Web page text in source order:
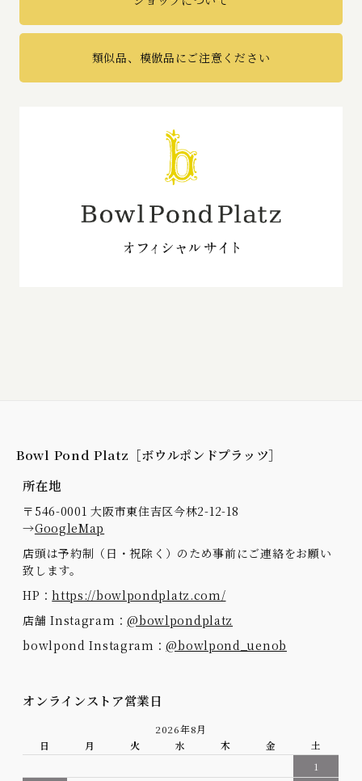
類似品、模倣品にご注意ください
Bowl Pond Platz［ボウルポンドプラッツ］
所在地
〒546-0001 大阪市東住吉区今林2-12-18
→GoogleMap
店頭は予約制（日・祝除く）のため事前にご連絡をお願い
致します。
HP：https://bowlpondplatz.com/
店舗 Instagram：@bowlpondplatz
bowlpond Instagram：@bowlpond_uenob
オンラインストア営業日
2026年8月
日
月 火 水 木 金
土
1